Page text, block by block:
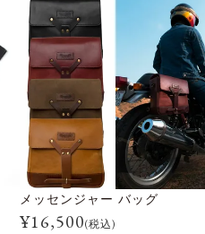
メッセンジャー バッグ
¥16,500(税込)